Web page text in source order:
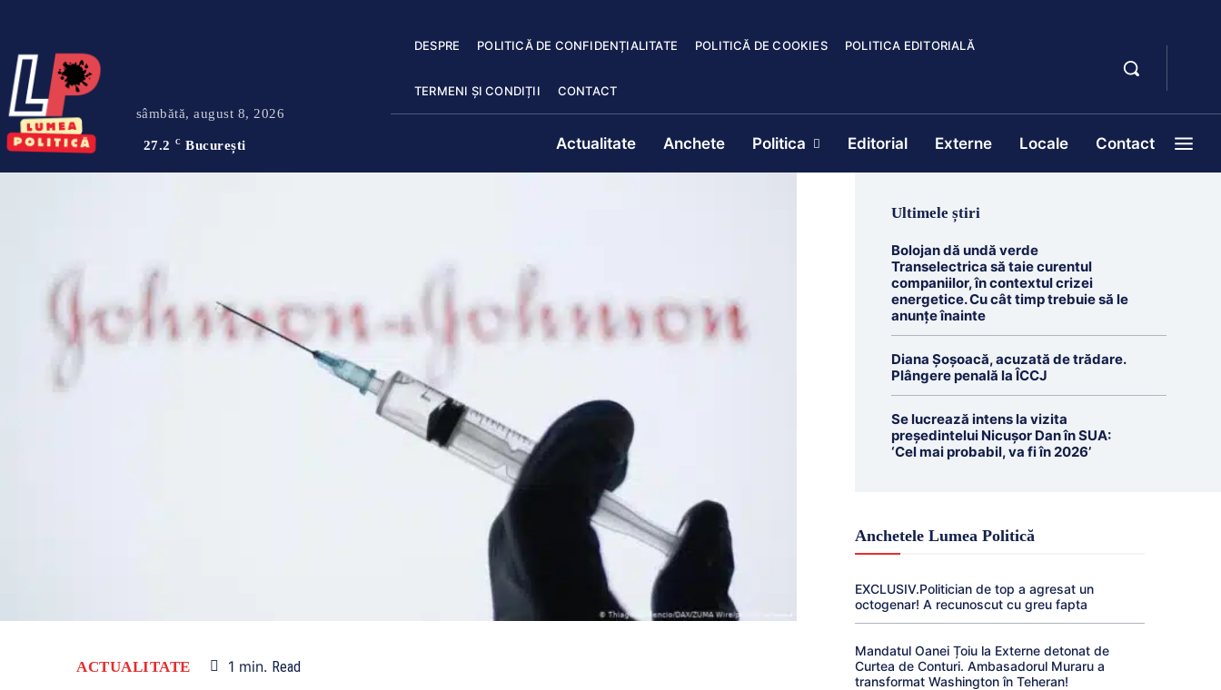
sâmbătă, august 8, 2026
27.2 C București
DESPRE POLITICĂ DE CONFIDENȚIALITATE POLITICĂ DE COOKIES POLITICA EDITORIALĂ
TERMENI ȘI CONDIȚII CONTACT
Actualitate Anchete Politica Editorial Externe Locale Contact
ACTUALITATE 1 min. Read
Ultimele știri
Bolojan dă undă verde
Transelectrica să taie curentul
companiilor, în contextul crizei
energetice. Cu cât timp trebuie să le
anunțe înainte
Diana Șoșoacă, acuzată de trădare.
Plângere penală la ÎCCJ
Se lucrează intens la vizita
președintelui Nicușor Dan în SUA:
‘Cel mai probabil, va fi în 2026’
Anchetele Lumea Politică
EXCLUSIV.Politician de top a agresat un
octogenar! A recunoscut cu greu fapta
Mandatul Oanei Țoiu la Externe detonat de
Curtea de Conturi. Ambasadorul Muraru a
transformat Washington în Teheran!